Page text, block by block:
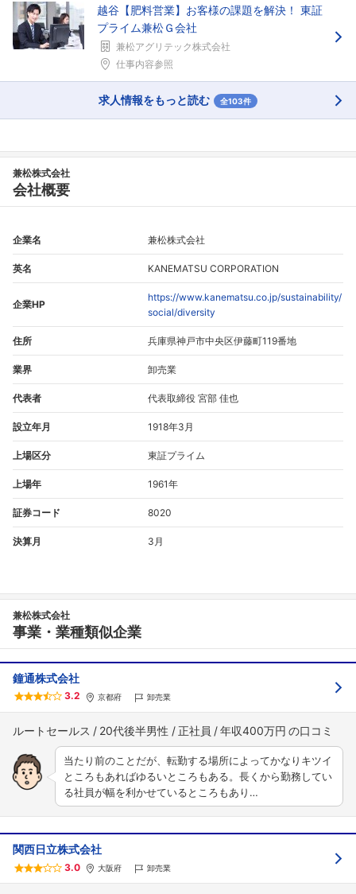
越谷【肥料営業】お客様の課題を解決！ 東証
プライム兼松Ｇ会社
兼松アグリテック株式会社
仕事内容参照
求人情報をもっと読む 全103件
兼松株式会社
会社概要
企業名 兼松株式会社
英名 KANEMATSU CORPORATION
企業HP
https://www.kanematsu.co.jp/sustainability/
social/diversity
住所 兵庫県神戸市中央区伊藤町119番地
業界 卸売業
代表者 代表取締役 宮部 佳也
設立年月 1918年3月
上場区分 東証プライム
上場年 1961年
証券コード 8020
決算月 3月
兼松株式会社
事業・業種類似企業
鐘通株式会社
3.2 京都府 卸売業
ルートセールス 20代後半男性 正社員 年収400万円
当たり前のことだが、転勤する場所によってかなりキツイ
ところもあればゆるいところもある。長くから勤務してい
る社員が幅を利かせているところもあり…
関西日立株式会社
3.0 大阪府 卸売業